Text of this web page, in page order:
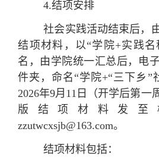
4.结项安排
社会实践活动结束后，
结项材料，以“学院+实践
名，由学院统一汇总后，电
件夹，命名“学院+“三下乡”
2026年9月11日（开学后第一
版结项材料发至
zzutwcxsjb@163.com。
结项材料包括：